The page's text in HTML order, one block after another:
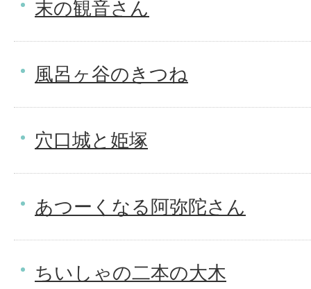
末の観音さん
風呂ヶ谷のきつね
穴口城と姫塚
あつーくなる阿弥陀さん
ちいしゃの二本の大木